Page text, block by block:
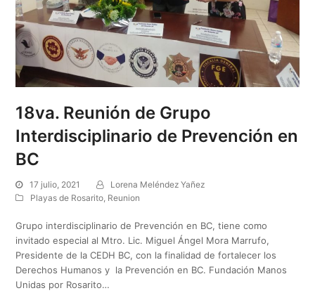
18va. Reunión de Grupo
Interdisciplinario de Prevención en
BC
17 julio, 2021
Lorena Meléndez Yañez
Playas de Rosarito Reunion
Grupo interdisciplinario de Prevención en BC, tiene como
invitado especial al Mtro. Lic. Miguel Ángel Mora Marrufo,
Presidente de la CEDH BC, con la finalidad de fortalecer los
Derechos Humanos y la Prevención en BC. Fundación Manos
Unidas por Rosarito…